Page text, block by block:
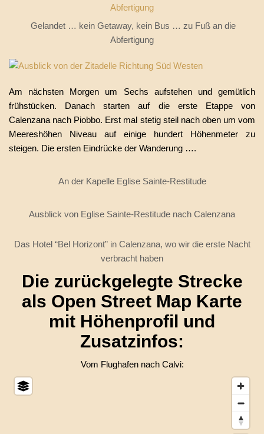
Gelandet … kein Getaway, kein Bus … zu Fuß an die
Abfertigung
Am nächsten Morgen um Sechs aufstehen und gemütlich
frühstücken. Danach starten auf die erste Etappe von
Calenzana nach Piobbo. Erst mal stetig steil nach oben um vom
Meereshöhen Niveau auf einige hundert Höhenmeter zu
steigen. Die ersten Eindrücke der Wanderung ….
An der Kapelle Eglise Sainte-Restitude
Ausblick von Eglise Sainte-Restitude nach Calenzana
Das Hotel “Bel Horizont” in Calenzana, wo wir die erste Nacht
verbracht haben
Die zurückgelegte Strecke
als Open Street Map Karte
mit Höhenprofil und
Zusatzinfos:
Vom Flughafen nach Calvi: